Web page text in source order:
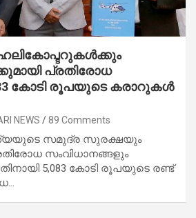
പ്രതിരോധ
കോടി രൂപയുടെ കരാറുകൾ
NEWS 89 Comments
സമുദ്ര സുരക്ഷയും
സംവിധാനങ്ങളും
5,083 കോടി രൂപയുടെ രണ്ട്